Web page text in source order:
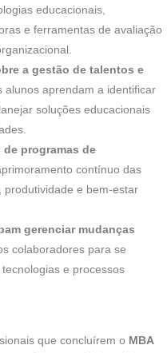
educacionais,
e ferramentas de avaliação
a gestão de talentos e
alunos aprendam a identificar
soluções educacionais
programas de
contínuo das
produtividade e bem-estar
gerenciar mudanças
colaboradores para se
e processos
que concluírem o MBA